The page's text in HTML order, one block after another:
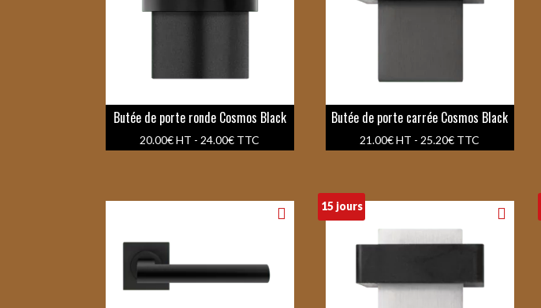
Butée de porte ronde Cosmos Black
20.00€ HT - 24.00€ TTC
Butée de porte carrée Cosmos Black
21.00€ HT - 25.20€ TTC
15 jours